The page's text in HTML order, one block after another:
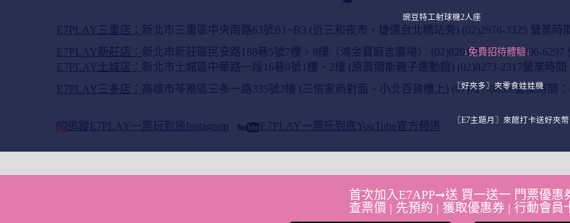
豌豆特工射球機2人座
↓免費招待體驗↓
〖好夾多〗夾零食娃娃機
〖E7主題月〗來館打卡送好夾幣
E7PLAY三重店： 新北市三重區中央南路63號B1~B3 (近三和夜市，捷運台北橋站旁) (02)2976-3325 營業時
E7PLAY新莊店： 新北市新莊區民安路188巷5號7樓、8樓（鴻金寶麻吉廣場） (02)8201-5771 (02)2206-6297
E7PLAY土城店： 新北市土城區中華路一段16巷8號1樓、2樓 (原奧爾斯親子運動館) (02)8273-2317營業時
E7PLAY三多店： 高雄市苓雅區三多一路335號2樓 (三信家商對面、小北百貨樓上) (07)727-0853 營業時間
追蹤E7PLAY一票玩到底Instagram E7PLAY一票玩到底YouTube官方頻道
首次加入E7APP➞送 買一送一 門票優惠
查票價 | 先預約 | 獲取優惠券 | 行動會員